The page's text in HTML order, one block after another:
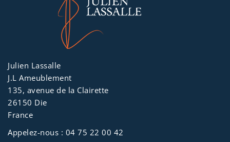
Julien Lassalle
J.L Ameublement
135, avenue de la Clairette
26150 Die
France
Appelez-nous : 04 75 22 00 42